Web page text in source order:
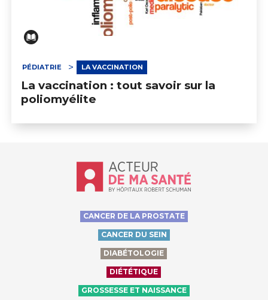
PÉDIATRIE LA VACCINATION
La vaccination : tout savoir sur la
poliomyélite
Accueil - Acteur de ma santé, by
CANCER DE LA PROSTATE
CANCER DU SEIN
DIABÉTOLOGIE
DIÉTÉTIQUE
GROSSESSE ET NAISSANCE